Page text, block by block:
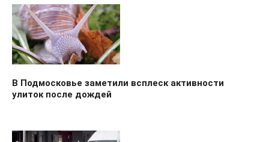
В Подмосковье заметили всплеск активности
улиток после дождей